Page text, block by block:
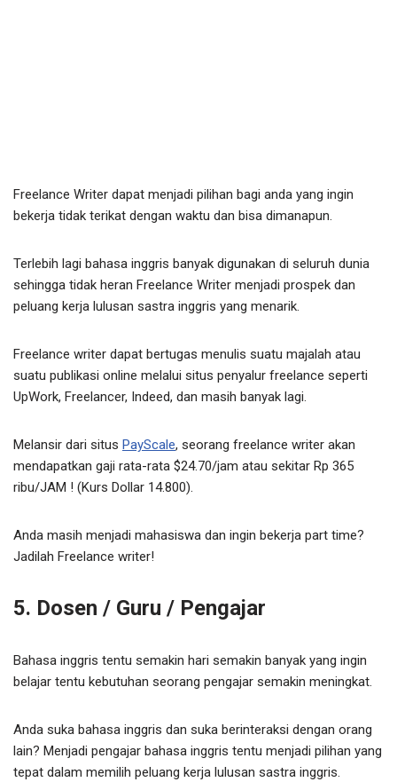
Freelance Writer dapat menjadi pilihan bagi anda yang ingin
bekerja tidak terikat dengan waktu dan bisa dimanapun.
Terlebih lagi bahasa inggris banyak digunakan di seluruh dunia
sehingga tidak heran Freelance Writer menjadi prospek dan
peluang kerja lulusan sastra inggris yang menarik.
Freelance writer dapat bertugas menulis suatu majalah atau
suatu publikasi online melalui situs penyalur freelance seperti
UpWork, Freelancer, Indeed, dan masih banyak lagi.
Melansir dari situs PayScale, seorang freelance writer akan
mendapatkan gaji rata-rata $24.70/jam atau sekitar Rp 365
ribu/JAM ! (Kurs Dollar 14.800).
Anda masih menjadi mahasiswa dan ingin bekerja part time?
Jadilah Freelance writer!
5. Dosen / Guru / Pengajar
Bahasa inggris tentu semakin hari semakin banyak yang ingin
belajar tentu kebutuhan seorang pengajar semakin meningkat.
Anda suka bahasa inggris dan suka berinteraksi dengan orang
lain? Menjadi pengajar bahasa inggris tentu menjadi pilihan yang
tepat dalam memilih peluang kerja lulusan sastra inggris.